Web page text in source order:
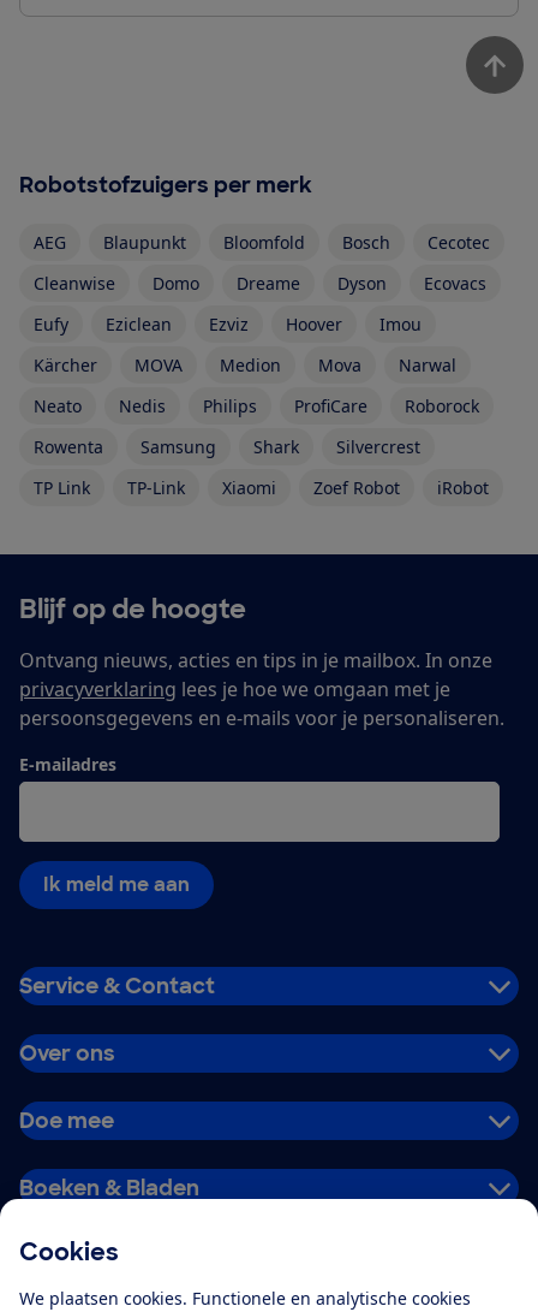
Cookies
We plaatsen cookies. Functionele en analytische cookies
Robotstofzuigers per merk
AEG Blaupunkt Bloomfold Bosch
Cecotec
Cleanwise
Domo Dreame Dyson
Ecovacs
Eufy
Eziclean Ezviz Hoover
Imou
Kärcher
MOVA Medion Mova
Narwal
Neato
Nedis Philips ProfiCare
Roborock
Rowenta
Samsung Shark
Silvercrest
TP Link
TP-Link Xiaomi Zoef Robot iRobot
Blijf op de hoogte
Ontvang nieuws, acties en tips in je mailbox. In onze
privacyverklaring lees je hoe we omgaan met je
persoonsgegevens en e-mails voor je personaliseren.
E-mailadres
Ik meld me aan
Service & Contact
Over ons
Doe mee
Boeken & Bladen